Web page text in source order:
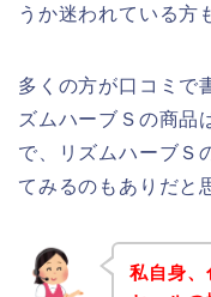
うか迷われている方
多くの方が口コミで
ズムハーブＳの商品
で、リズムハーブＳ
てみるのもありだと
私自身、